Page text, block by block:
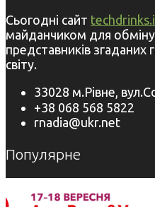
Сьогодні сайт
майданчиком для
представників згаданих
світу.
33028 м.Рівне,
+38 068 568 5822
rnadia@ukr.net
Популярне